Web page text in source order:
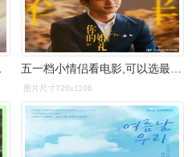
蜜爱情 五一档小情侣看电影,可以选最甜的这部《你的婚礼》
图片尺寸720x1106